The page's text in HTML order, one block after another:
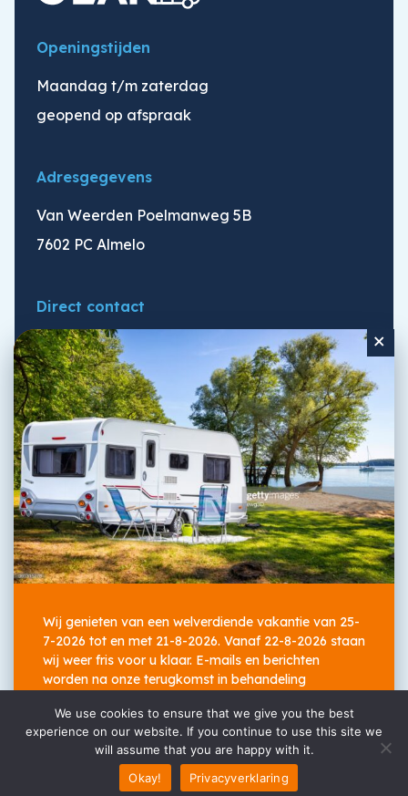
Openingstijden
Maandag t/m zaterdag
geopend op afspraak
Adresgegevens
Van Weerden Poelmanweg 5B
7602 PC Almelo
Direct contact
info@geancaravans.nl
06 - 814 161 67
Bereikbaar op werkdagen vanaf 16.30, op zaterdagen vanaf
09.00. Via WhatsApp altijd bereikbaar
Algemene voorwaarden
Privacyverklaring
Cookieverklaring
KvK: 87901846
BTW:NL 8644 42 622 B01
IBAN:NL 97 INGB 0398 5228 71
© 2026 Copyright Gean Caravans
Proudly built by Koditt
+
Wij genieten van een welverdiende vakantie van 25-
7-2026 tot en met 21-8-2026. Vanaf 22-8-2026 staan
wij weer fris voor u klaar. E-mails en berichten
worden na onze terugkomst in behandeling
We use cookies to ensure that we give you the best
experience on our website. If you continue to use this site we
will assume that you are happy with it.
Okay!
Privacyverklaring